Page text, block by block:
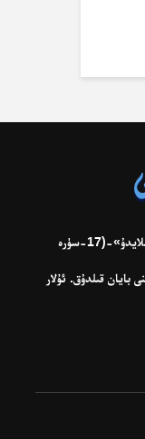
«شۈبھىسىزكى، بۇ قۇرئان ئەڭ توغرا يولغا باشلايدۇ»-(17-سۈرە
بايان قىلدۇق. ئۇلار